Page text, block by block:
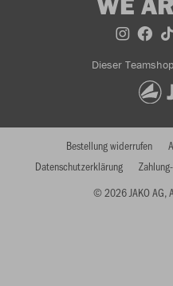
Dieser
© 2026 JAKO AG,
Bestellung widerrufen
Datenschutzerklärung